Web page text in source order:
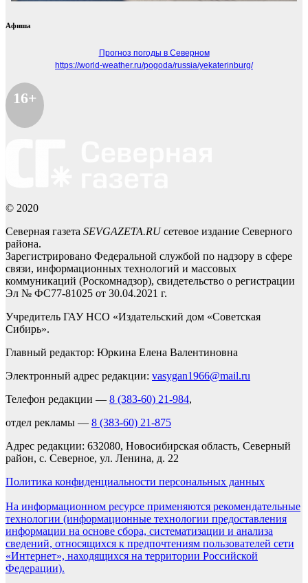
Афиша
Прогноз погоды в Северном
https://world-weather.ru/pogoda/russia/yekaterinburg/
16+
© 2020
Северная газета SEVGAZETA.RUсетевое издание Северного
района.
Зарегистрировано Федеральной службой по надзору в сфере
связи, информационных технологий и массовых
коммуникаций (Роскомнадзор), свидетельство о регистрации
Эл № ФС77-81025 от 30.04.2021 г.
Учредитель ГАУ НСО «Издательский дом «Советская
Сибирь».
Главный редактор: Юркина Елена Валентиновна
Электронный адрес редакции: vasygan1966@mail.ru
Телефон редакции — 8 (383-60) 21-984,
отдел рекламы — 8 (383-60) 21-875
Адрес редакции: 632080, Новосибирская область, Северный
район, с. Северное, ул. Ленина, д. 22
Политика конфиденциальности персональных данных
На информационном ресурсе применяются рекомендательные
технологии (информационные технологии предоставления
информации на основе сбора, систематизации и анализа
сведений, относящихся к предпочтениям пользователей сети
«Интернет», находящихся на территории Российской
Федерации).